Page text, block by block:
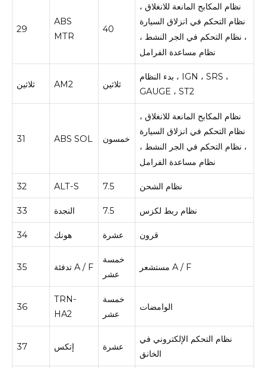
29
ABS
MTR
40
نظام المكابح المانعة للانغلاق ،
نظام التحكم في انزلاق السيارة
، نظام التحكم في الجر النشط ،
نظام مساعدة الفرامل
ثلاثين AM2 ثلاثين
بدء النظام ، IGN ، SRS ،
GAUGE ، ST2
31 ABS SOL خمسون
نظام المكابح المانعة للانغلاق ،
نظام التحكم في انزلاق السيارة
، نظام التحكم في الجر النشط ،
نظام مساعدة الفرامل
32 ALT-S 7.5 نظام الشحن
33 النجدة 7.5 نظام ربط لكزس
34 هونك عشرة قرون
35 تدفئة A / F
خمسة
عشر
مستشعر A / F
36
TRN-
HA2
خمسة
عشر
الوامضات
37 إتكس عشرة
نظام التحكم الإلكتروني في
الخانق